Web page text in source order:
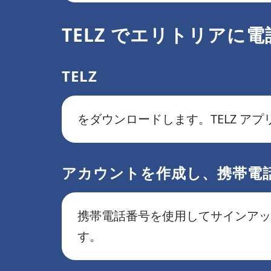
TELZ でエリトリアに
TELZ
をダウンロードします。TELZ ア
アカウントを作成し、携帯
携帯電話番号を使用してサインア
す。